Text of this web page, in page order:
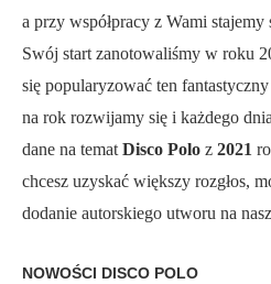
a przy współpracy z Wami stajemy
Swój start zanotowaliśmy w roku
się popularyzować ten
na rok rozwijamy się i każdego
dane na tematDisco Polo z 2021
chcesz uzyskać większy rozgłos,
dodanie autorskiego utworu na
NOWOŚCI DISCO POLO